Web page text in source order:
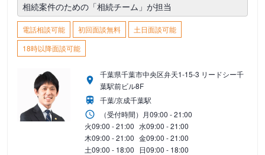
相続案件のための「相続チーム」が担当
電話相談可能 初回面談無料
土日面談可能
18時以降面談可能
千葉県千葉市中央区弁天1-15-3 リードシー千
葉駅前ビル8F
千葉/京成千葉駅
（受付時間） 月09:00 - 21:00
火09:00 - 21:00 水09:00 - 21:00
木09:00 - 21:00 金09:00 - 21:00
土09:00 - 18:00 日09:00 - 18:00